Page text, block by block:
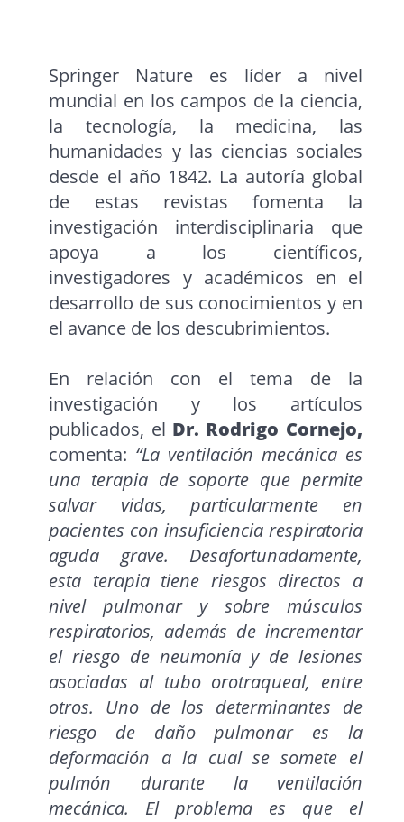
Springer Nature es líder a nivel
mundial en los campos de la ciencia,
la tecnología, la medicina, las
humanidades y las ciencias sociales
desde el año 1842. La autoría global
de estas revistas fomenta la
investigación interdisciplinaria que
apoya a los científicos,
investigadores y académicos en el
desarrollo de sus conocimientos y en
el avance de los descubrimientos.
En relación con el tema de la
investigación y los artículos
publicados, el Dr. Rodrigo Cornejo,
comenta: “La ventilación mecánica es
una terapia de soporte que permite
salvar vidas, particularmente en
pacientes con insuficiencia respiratoria
aguda grave. Desafortunadamente,
esta terapia tiene riesgos directos a
nivel pulmonar y sobre músculos
respiratorios, además de incrementar
el riesgo de neumonía y de lesiones
asociadas al tubo orotraqueal, entre
otros. Uno de los determinantes de
riesgo de daño pulmonar es la
deformación a la cual se somete el
pulmón durante la ventilación
mecánica. El problema es que el